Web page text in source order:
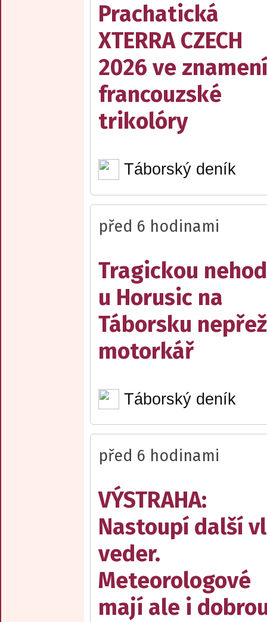
Prachatická
XTERRA CZECH
2026 ve znamení
francouzské
trikolóry
Táborský deník
před 6 hodinami
Tragickou
u Horusic na
Táborsku
motorkář
Táborský deník
před 6 hodinami
VÝSTRAHA:
Nastoupí další
veder.
Meteorologové
mají ale i